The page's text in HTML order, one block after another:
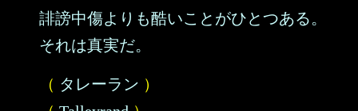
誹謗中傷よりも酷いことがひとつある。
それは真実だ。
（ タレーラン ）